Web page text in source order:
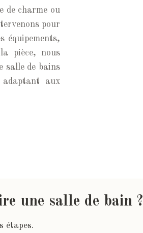
de charme ou
pour
équipements,
pièce, nous
salle de bains
aux
une salle de bain ?
étapes.